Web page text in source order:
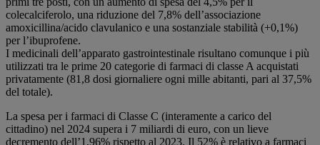
colecalciferolo, una riduzione del 7,8% dell’associazione
amoxicillina/acido clavulanico e una sostanziale stabilità (+0,1%)
per l’ibuprofene.
I medicinali dell’apparato gastrointestinale risultano comunque i più
utilizzati tra le prime 20 categorie di farmaci di classe A acquistati
privatamente (81,8 dosi giornaliere ogni mille abitanti, pari al 37,5%
del totale).
La spesa per i farmaci di Classe C (interamente a carico del
cittadino) nel 2024 supera i 7 miliardi di euro, con un lieve
decremento dell’1,96% rispetto al 2023. Il 52% è relativo a farmaci